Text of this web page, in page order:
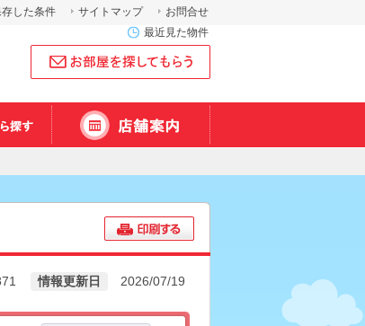
お問合せ
サイトマップ
した条件
最近見た物件
情報更新日 2026/07/19